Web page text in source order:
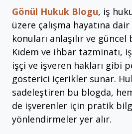
Gönül Hukuk Blogu, iş
üzere çalışma hayatına
konuları anlaşılır ve
Kıdem ve ihbar tazminatı,
işçi ve işveren hakları gibi
gösterici içerikler sunar.
sadeleştiren bu blogda,
de işverenler için pratik
yönlendirmeler yer alır.